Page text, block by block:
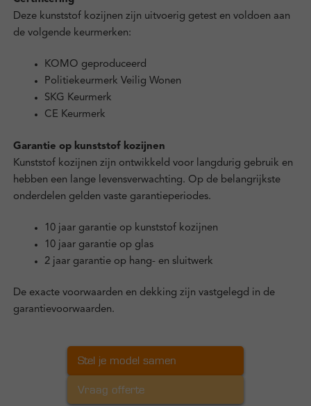
Deze kunststof kozijnen zijn uitvoerig getest en voldoen aan
de volgende keurmerken:
KOMO geproduceerd
Politiekeurmerk Veilig Wonen
SKG Keurmerk
CE Keurmerk
Garantie op kunststof kozijnen
Kunststof kozijnen zijn ontwikkeld voor langdurig gebruik en
hebben een lange levensverwachting. Op de belangrijkste
onderdelen gelden vaste garantieperiodes.
10 jaar garantie op kunststof kozijnen
10 jaar garantie op glas
2 jaar garantie op hang- en sluitwerk
De exacte voorwaarden en dekking zijn vastgelegd in de
garantievoorwaarden.
Stel je model samen
Vraag offerte